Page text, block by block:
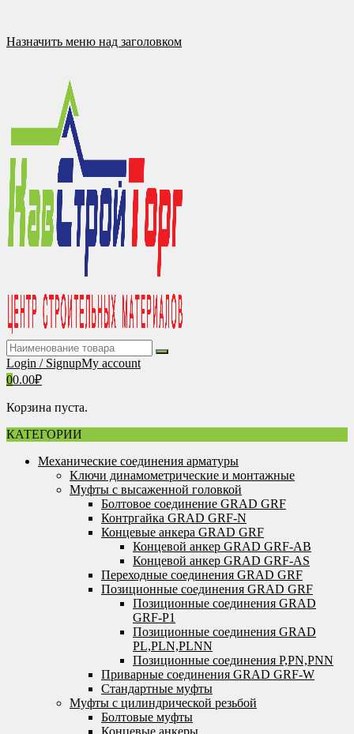
содержимому
Назначить меню над заголовком
Login / SignupMy account
00.00₽
Корзина пуста.
КАТЕГОРИИ
Механические соединения арматуры
Ключи динамометрические и монтажные
Муфты с высаженной головкой
Болтовое соединение GRAD GRF
Контргайка GRAD GRF-N
Концевые анкера GRAD GRF
Концевой анкер GRAD GRF-AB
Концевой анкер GRAD GRF-AS
Переходные соединения GRAD GRF
Позиционные соединения GRAD GRF
Позиционные соединения GRAD
GRF-P1
Позиционные соединения GRAD
PL,PLN,PLNN
Позиционные соединения P,PN,PNN
Приварные соединения GRAD GRF-W
Стандартные муфты
Муфты с цилиндрической резьбой
Болтовые муфты
Концевые анкеры